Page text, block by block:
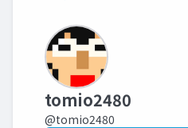
tomio2480
@tomio2480